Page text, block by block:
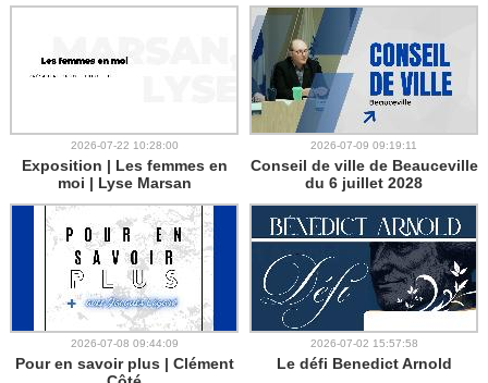
2026-07-22 10:28:00
Exposition | Les femmes en
moi | Lyse Marsan
2026-07-09 09:19:11
Conseil de ville de Beauceville
du 6 juillet 2028
2026-07-08 09:44:09
Pour en savoir plus | Clément
2026-07-02 15:57:58
Le défi Benedict Arnold